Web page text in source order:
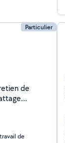
Particulier
de
de